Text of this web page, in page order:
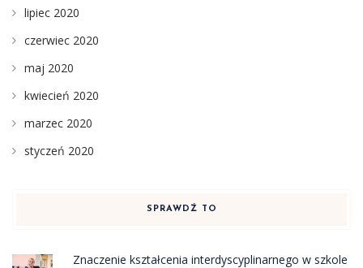
lipiec 2020
czerwiec 2020
maj 2020
kwiecień 2020
marzec 2020
styczeń 2020
SPRAWDŹ TO
Znaczenie kształcenia interdyscyplinarnego w szkole